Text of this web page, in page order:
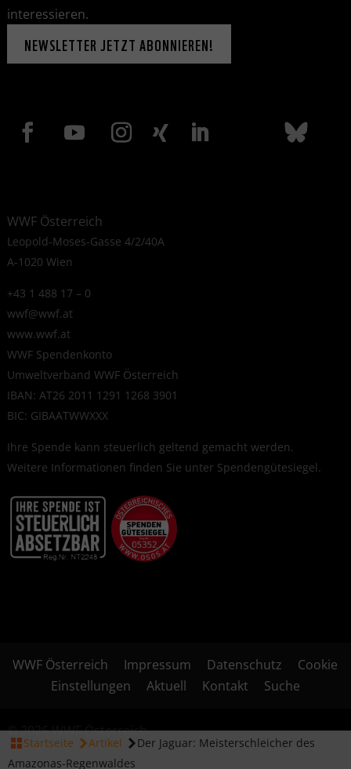
interessieren.
NEWSLETTER JETZT ABONNIEREN!
WWF Österreich
Leopold-Moses-Gasse 4/2/40A
A-1020 Wien
+43 1 488 17 – 0
wwf@wwf.at
www.wwf.at
WWF Spendenkonto
Umweltverband WWF Österreich
IBAN: AT26 2011 1291 1268 3901
BIC: GIBAATWWXXX
Ihre Spende kann steuerlich geltend gemacht werden.
Weitere Informationen finden Sie unter Spendengütesiegel.
WWF Österreich Impressum Datenschutz
Cookie
Einstellungen
Aktuell Kontakt Suche
© 2026 WWF Österreich
Startseite Artikel
Der Jaguar: Meisterschleicher des
Amazonas-Regenwaldes